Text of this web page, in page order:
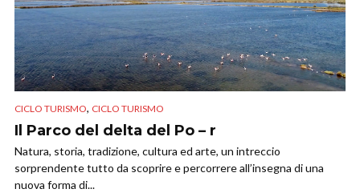
CICLO TURISMO, CICLO TURISMO
Il Parco del delta del Po – r
Natura, storia, tradizione, cultura ed arte, un intreccio
sorprendente tutto da scoprire e percorrere all’insegna di una
nuova forma di...